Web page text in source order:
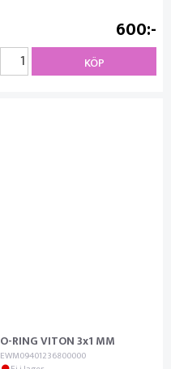
600
KÖP
O-RING VITON 3x1 MM
EWM09401236800000